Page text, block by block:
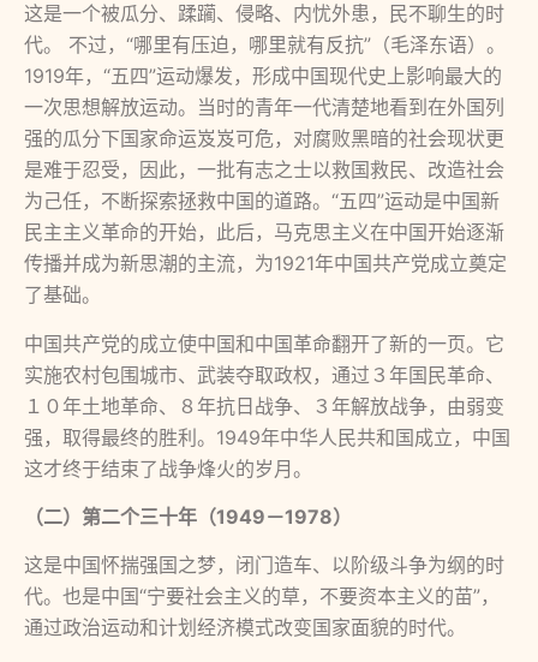
这是一个被瓜分、蹂躏、侵略、内忧外患，民不聊生的时
代。 不过，“哪里有压迫，哪里就有反抗”（毛泽东语）。
1919年，“五四”运动爆发，形成中国现代史上影响最大的
一次思想解放运动。当时的青年一代清楚地看到在外国列
强的瓜分下国家命运岌岌可危，对腐败黑暗的社会现状更
是难于忍受，因此，一批有志之士以救国救民、改造社会
为己任，不断探索拯救中国的道路。“五四”运动是中国新
民主主义革命的开始，此后，马克思主义在中国开始逐渐
传播并成为新思潮的主流，为1921年中国共产党成立奠定
了基础。
中国共产党的成立使中国和中国革命翻开了新的一页。它
实施农村包围城市、武装夺取政权，通过３年国民革命、
１０年土地革命、８年抗日战争、３年解放战争，由弱变
强，取得最终的胜利。1949年中华人民共和国成立，中国
这才终于结束了战争烽火的岁月。
（二）第二个三十年（1949－1978）
这是中国怀揣强国之梦，闭门造车、以阶级斗争为纲的时
代。也是中国“宁要社会主义的草，不要资本主义的苗”，
通过政治运动和计划经济模式改变国家面貌的时代。